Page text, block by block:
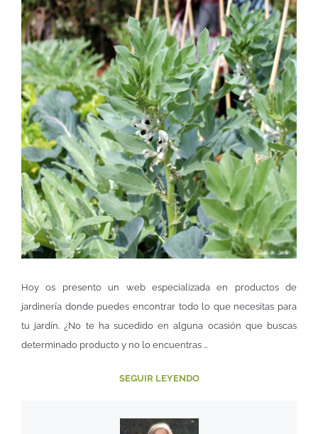
Hoy os presento un web especializada en productos de
jardinería donde puedes encontrar todo lo que necesitas para
tu jardín. ¿No te ha sucedido en alguna ocasión que buscas
determinado producto y no lo encuentras …
SEGUIR LEYENDO